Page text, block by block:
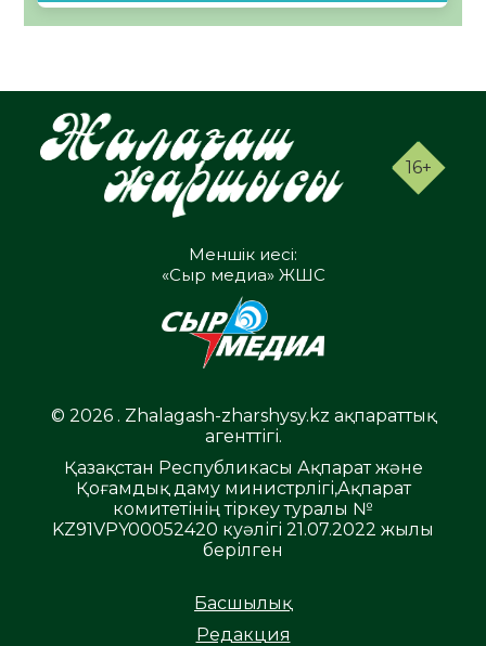
16+
Меншік иесі:
«Сыр медиа» ЖШС
© 2026 . Zhalagash-zharshysy.kz ақпараттық
агенттігі.
Қазақстан Республикасы Ақпарат және
Қоғамдық даму министрлігі,Ақпарат
комитетінің тіркеу туралы №
KZ91VPY00052420 куәлігі 21.07.2022 жылы
берілген
Басшылық
Редакция